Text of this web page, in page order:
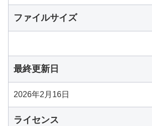
ファイルサイズ
最終更新日
2026年2月16日
ライセンス